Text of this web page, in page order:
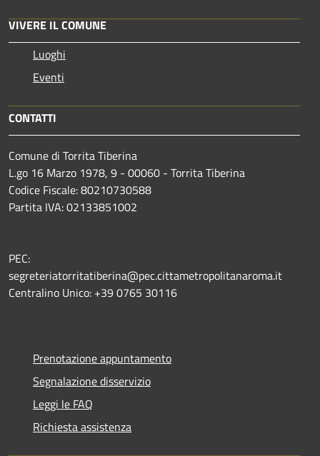
VIVERE IL COMUNE
Luoghi
Eventi
CONTATTI
Comune di Torrita Tiberina
L.go 16 Marzo 1978, 9 - 00060 - Torrita Tiberina
Codice Fiscale: 80210730588
Partita IVA: 02133851002
PEC:
segreteriatorritatiberina@pec.cittametropolitanaroma.it
Centralino Unico: +39 0765 30116
Prenotazione appuntamento
Segnalazione disservizio
Leggi le FAQ
Richiesta assistenza